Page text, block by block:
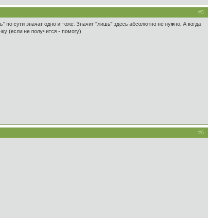
#5
сути значат одно и тоже. Значит "лишь" здесь абсолютно не нужно. А когда
(если не получится - помогу).
#6